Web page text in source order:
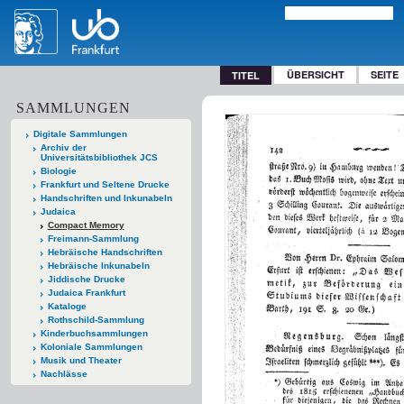
TITEL ÜBERSICHT SEITE
SAMMLUNGEN
Digitale Sammlungen
Archiv der
Universitätsbibliothek JCS
Biologie
Frankfurt und Seltene Drucke
Handschriften und Inkunabeln
Judaica
Compact Memory
Freimann-Sammlung
Hebräische Handschriften
Hebräische Inkunabeln
Jiddische Drucke
Judaica Frankfurt
Kataloge
Rothschild-Sammlung
Kinderbuchsammlungen
Koloniale Sammlungen
Musik und Theater
Nachlässe